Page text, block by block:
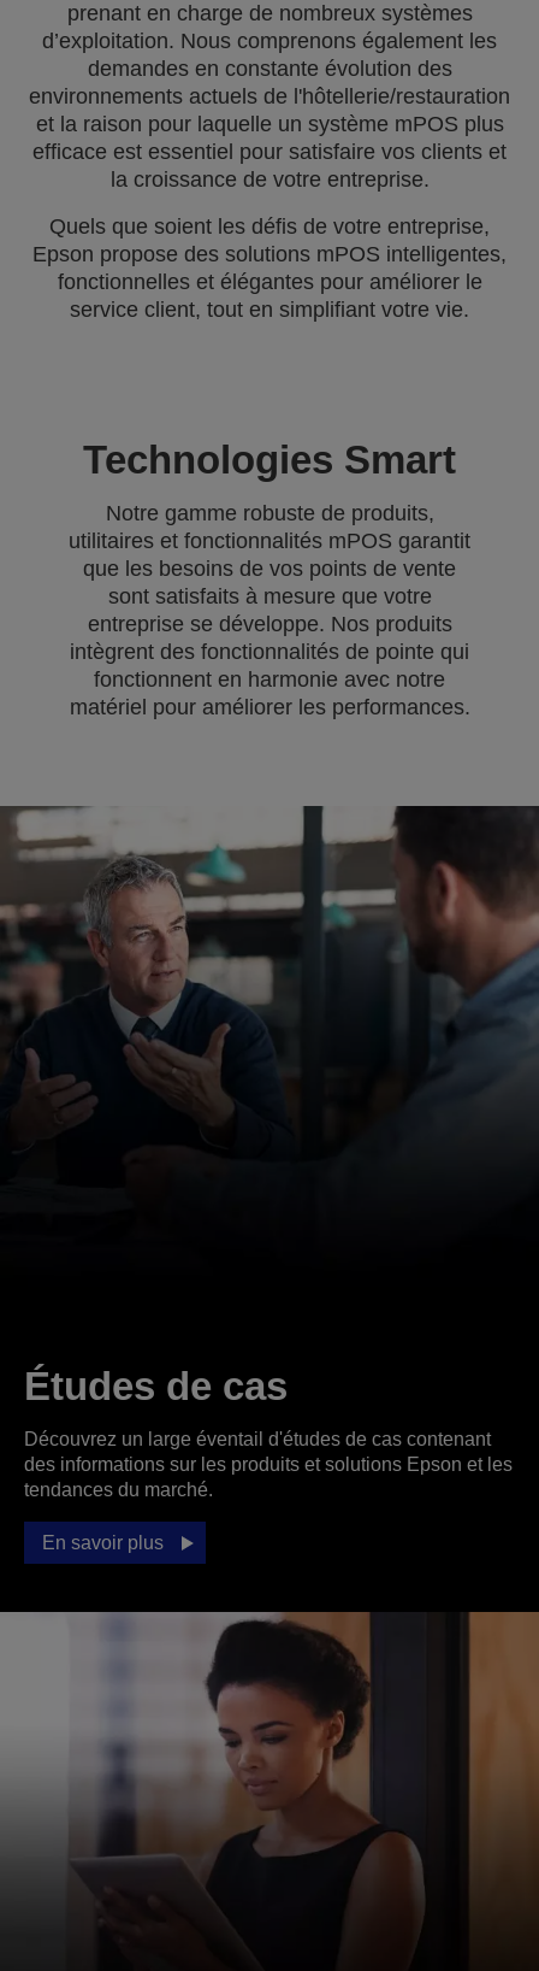
prenant en charge de nombreux systèmes
d’exploitation. Nous comprenons également les
demandes en constante évolution des
environnements actuels de l'hôtellerie/restauration
et la raison pour laquelle un système mPOS plus
efficace est essentiel pour satisfaire vos clients et
la croissance de votre entreprise.
Quels que soient les défis de votre entreprise,
Epson propose des solutions mPOS intelligentes,
fonctionnelles et élégantes pour améliorer le
service client, tout en simplifiant votre vie.
Technologies Smart
Notre gamme robuste de produits,
utilitaires et fonctionnalités mPOS garantit
que les besoins de vos points de vente
sont satisfaits à mesure que votre
entreprise se développe. Nos produits
intègrent des fonctionnalités de pointe qui
fonctionnent en harmonie avec notre
matériel pour améliorer les performances.
Études de cas
Découvrez un large éventail d'études de cas contenant
des informations sur les produits et solutions Epson et les
tendances du marché.
En savoir plus